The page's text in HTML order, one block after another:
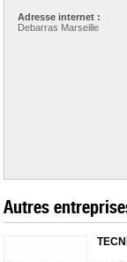
Adresse internet :
Debarras Marseille
Autres